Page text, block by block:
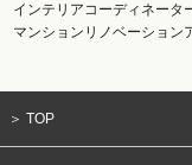
インテリアコーディネータ
マンションリノベーション
＞ TOP